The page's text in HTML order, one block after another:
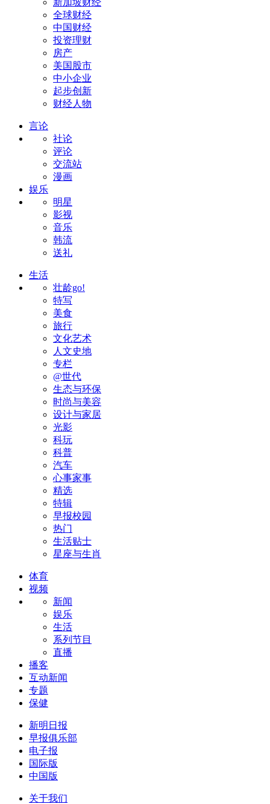
新加坡财经
全球财经
中国财经
投资理财
房产
美国股市
中小企业
起步创新
财经人物
言论
社论
评论
交流站
漫画
娱乐
明星
影视
音乐
韩流
送礼
生活
壮龄go!
特写
美食
旅行
文化艺术
人文史地
专栏
@世代
生态与环保
时尚与美容
设计与家居
光影
科玩
科普
汽车
心事家事
精选
特辑
早报校园
热门
生活贴士
星座与生肖
体育
视频
新闻
娱乐
生活
系列节目
直播
播客
互动新闻
专题
保健
新明日报
早报俱乐部
电子报
国际版
中国版
关于我们